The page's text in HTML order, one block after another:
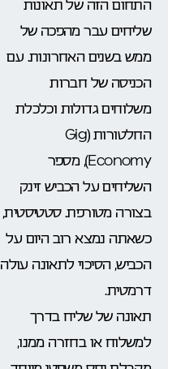
התחום הזה של תאונות
שליחים עבר מהפכה של
ממש בשנים האחרונות. עם
הכניסה של חברות
משלוחים גדולות וכלכלת
החלטורות (Gig
Economy), מספר
השליחים על הכביש זינק
בצורה מטורפת. סטטיסטית,
כשאתה נמצא רוב היום על
הכביש, הסיכוי לתאונה עולה
דרמטית.
תאונה של שליח בדרך
למשלוח או בחזרה ממנו,